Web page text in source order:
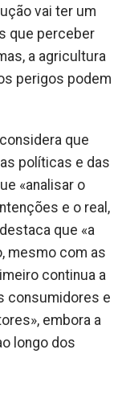
vai ter um
que perceber
a agricultura
perigos podem
que
políticas e das
«analisar o
e o real,
que «a
mesmo com as
continua a
consumidores e
embora a
longo dos